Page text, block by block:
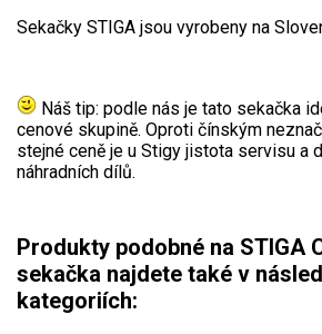
Štípačka na dřevo
VARI malotraktory
VARI multifunkční nosiče
Vertikutátory
Kultivátory
Sekačky STIGA jsou vyrobeny na
Náš tip: podle nás je tato sekačka
cenové skupině. Oproti čínským
stejné ceně je u Stigy jistota servisu a
náhradních dílů.
Produkty podobné na STIGA
sekačka najdete také v
kategoriích: